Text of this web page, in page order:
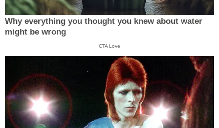
Why everything you thought you knew about water
might be wrong
CTA Love